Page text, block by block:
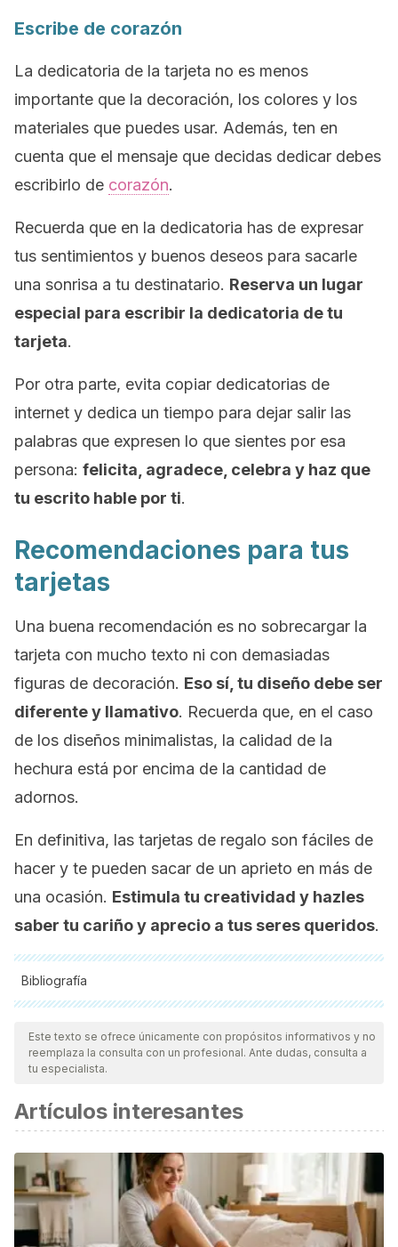
Escribe de corazón
La dedicatoria de la tarjeta no es menos
importante que la decoración, los colores y los
materiales que puedes usar. Además, ten en
cuenta que el mensaje que decidas dedicar debes
escribirlo de corazón.
Recuerda que en la dedicatoria has de expresar
tus sentimientos y buenos deseos para sacarle
una sonrisa a tu destinatario. Reserva un lugar
especial para escribir la dedicatoria de tu
tarjeta.
Por otra parte, evita copiar dedicatorias de
internet y dedica un tiempo para dejar salir las
palabras que expresen lo que sientes por esa
persona: felicita, agradece, celebra y haz que
tu escrito hable por ti.
Recomendaciones para tus
tarjetas
Una buena recomendación es no sobrecargar la
tarjeta con mucho texto ni con demasiadas
figuras de decoración. Eso sí, tu diseño debe ser
diferente y llamativo. Recuerda que, en el caso
de los diseños minimalistas, la calidad de la
hechura está por encima de la cantidad de
adornos.
En definitiva, las tarjetas de regalo son fáciles de
hacer y te pueden sacar de un aprieto en más de
una ocasión. Estimula tu creatividad y hazles
saber tu cariño y aprecio a tus seres queridos.
Bibliografía
Todas las fuentes citadas fueron revisadas a profundidad por
nuestro equipo, para asegurar su calidad, confiabilidad,
vigencia y validez.La bibliografía de este artículo fue
científica.
Castora-Binkley, M., Noelker, L., Prohaska, T., &
Satariano, W.(2010). Impact of arts participation on health
outcomes for older adults.
Journal of Aging, Humanities,
and the Arts
(4), 352-367.
https://www.researchgate.net/publication/
Este texto se ofrece únicamente con propósitos informativos y no
reemplaza la consulta con un profesional. Ante dudas, consulta a
tu especialista.
Artículos interesantes